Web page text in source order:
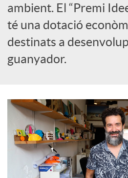
o
n
i
n
ambient. El “Premi
té una dotació
destinats a
guanyador.